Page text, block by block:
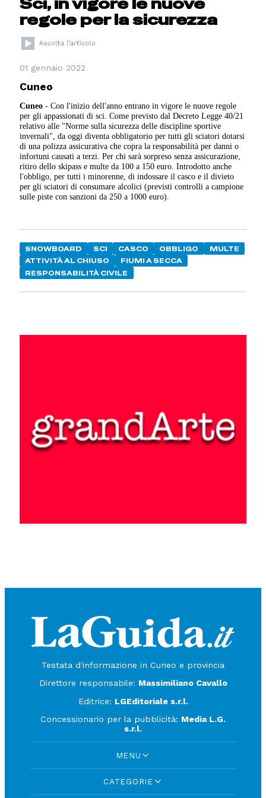
regole per la sicurezza
01 gennaio 2022
Cuneo
Cuneo - Con l'inizio dell'anno entrano in vigore le nuove regole
per gli appassionati di sci. Come previsto dal Decreto Legge 40/21
relativo alle "Norme sulla sicurezza delle discipline sportive
invernali", da oggi diventa obbligatorio per tutti gli sciatori dotarsi
di una polizza assicurativa che copra la responsabilità per danni o
infortuni causati a terzi. Per chi sarà sorpreso senza assicurazione,
ritiro dello skipass e multe da 100 a 150 euro. Introdotto anche
l'obbligo, per tutti i minorenne, di indossare il casco e il divieto
per gli sciatori di consumare alcolici (previsti controlli a campione
sulle piste con sanzioni da 250 a 1000 euro).
SNOWBOARD SCI CASCO OBBLIGO
MULTE
ATTIVITÀ AL CHIUSO
FIUMI A SECCA
RESPONSABILITÀ CIVILE
Testata d'informazione in Cuneo e provincia
Direttore responsabile: Massimiliano Cavallo
Editrice: LGEditoriale s.r.l.
Concessionario per la pubblicità: Media L.G.
s.r.l.
MENU
CATEGORIE